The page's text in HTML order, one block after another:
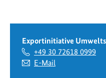
Exportinitiative
+49 30 72618 0999
E-Mail